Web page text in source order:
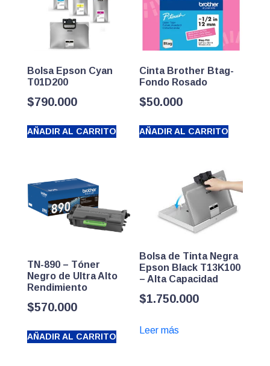
Bolsa Epson Cyan
T01D200
$790.000
AÑADIR AL CARRITO
Cinta Brother Btag-
Fondo Rosado
$50.000
AÑADIR AL CARRITO
TN-890 – Tóner
Negro de Ultra Alto
Rendimiento
$570.000
AÑADIR AL CARRITO
Bolsa de Tinta Negra
Epson Black T13K100
– Alta Capacidad
$1.750.000
Leer más